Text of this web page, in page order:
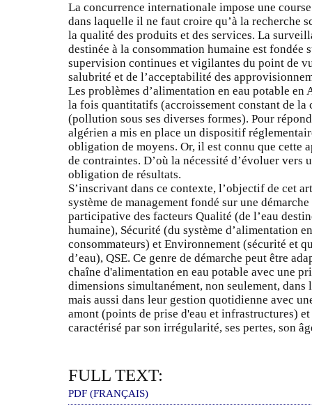
La concurrence internationale impose une
dans laquelle il ne faut croire qu’à la recherche
la qualité des produits et des services. La
destinée à la consommation humaine est fondée
supervision continues et vigilantes du point de
salubrité et de l’acceptabilité des
Les problèmes d’alimentation en eau potable en
la fois quantitatifs (accroissement constant de
(pollution sous ses diverses formes). Pour
algérien a mis en place un dispositif
obligation de moyens. Or, il est connu que cette
de contraintes. D’où la nécessité d’évoluer vers
obligation de résultats.
S’inscrivant dans ce contexte, l’objectif de cet
système de management fondé sur une
participative des facteurs Qualité (de l’eau
humaine), Sécurité (du système d’alimentation
consommateurs) et Environnement (sécurité et
d’eau), QSE. Ce genre de démarche peut être
chaîne d'alimentation en eau potable avec une
dimensions simultanément, non seulement, dans
mais aussi dans leur gestion quotidienne avec
amont (points de prise d'eau et infrastructures)
caractérisé par son irrégularité, ses pertes, son
FULL TEXT:
PDF (FRANÇAIS)